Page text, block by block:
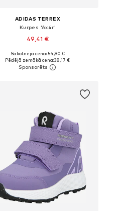
ADIDAS TERREX
Kurpes 'Ax4r'
49,41 €
Pieejams daudzos izmēros
Pievienot grozam
Sākotnējā cena: 54,90 €
Pēdējā zemākā cena:38,17 €